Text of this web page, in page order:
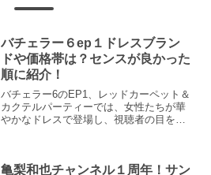
バチェラー６ep１ドレスブラン
ドや価格帯は？センスが良かった
順に紹介！
バチェラー6のEP1、レッドカーペット＆
カクテルパーティーでは、女性たちが華
やかなドレスで登場し、視聴者の目を釘
スのセンスが光ってい...
亀梨和也チャンネル１周年！サン